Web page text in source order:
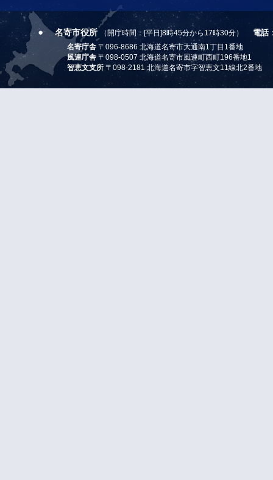
名寄市役所 （開庁時間：[平日]8時45分から17時30分） 電話
名寄庁舎 〒096-8686 北海道名寄市大通南1丁目1番地
風連庁舎 〒098-0507 北海道名寄市風連町西町196番地1
智恵文支所 〒098-2181 北海道名寄市字智恵文11線北2番地